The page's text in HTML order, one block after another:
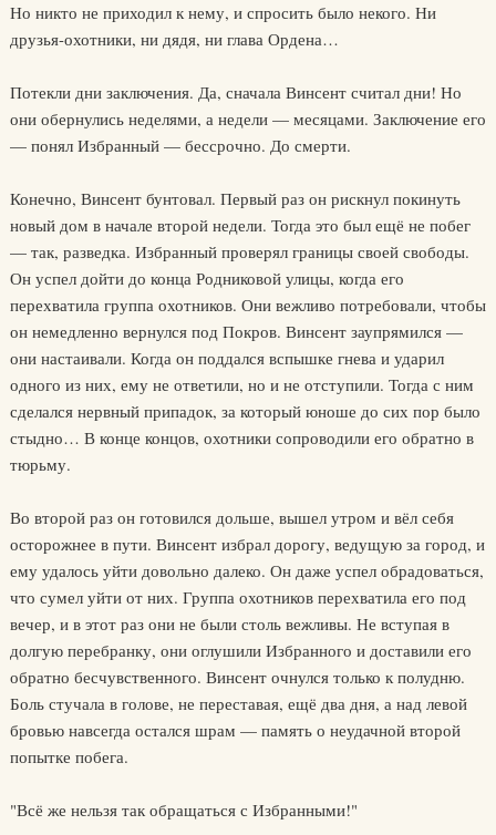
Но никто не приходил к нему, и спросить было некого. Ни
друзья-охотники, ни дядя, ни глава Ордена…
Потекли дни заключения. Да, сначала Винсент считал дни! Но
они обернулись неделями, а недели — месяцами. Заключение его
— понял Избранный — бессрочно. До смерти.
Конечно, Винсент бунтовал. Первый раз он рискнул покинуть
новый дом в начале второй недели. Тогда это был ещё не побег
— так, разведка. Избранный проверял границы своей свободы.
Он успел дойти до конца Родниковой улицы, когда его
перехватила группа охотников. Они вежливо потребовали, чтобы
он немедленно вернулся под Покров. Винсент заупрямился —
они настаивали. Когда он поддался вспышке гнева и ударил
одного из них, ему не ответили, но и не отступили. Тогда с ним
сделался нервный припадок, за который юноше до сих пор было
стыдно… В конце концов, охотники сопроводили его обратно в
тюрьму.
Во второй раз он готовился дольше, вышел утром и вёл себя
осторожнее в пути. Винсент избрал дорогу, ведущую за город, и
ему удалось уйти довольно далеко. Он даже успел обрадоваться,
что сумел уйти от них. Группа охотников перехватила его под
вечер, и в этот раз они не были столь вежливы. Не вступая в
долгую перебранку, они оглушили Избранного и доставили его
обратно бесчувственного. Винсент очнулся только к полудню.
Боль стучала в голове, не переставая, ещё два дня, а над левой
бровью навсегда остался шрам — память о неудачной второй
попытке побега.
"Всё же нельзя так обращаться с Избранными!"